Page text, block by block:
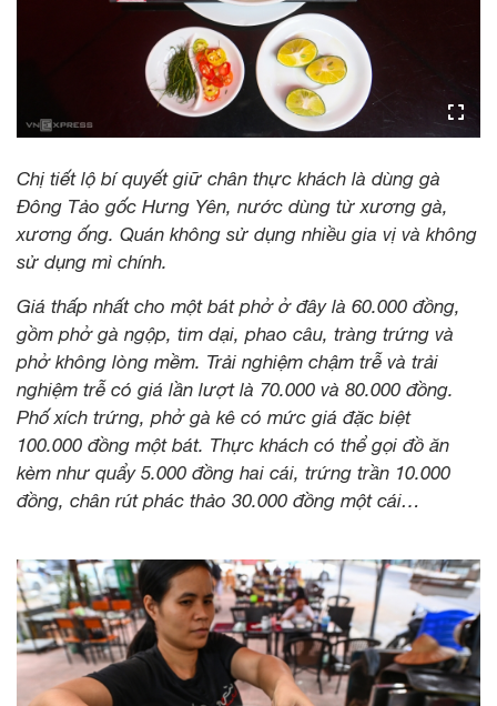
Chị tiết lộ bí quyết giữ chân thực khách là dùng gà
Đông Tảo gốc Hưng Yên, nước dùng từ xương gà,
xương ống. Quán không sử dụng nhiều gia vị và không
sử dụng mì chính.
Giá thấp nhất cho một bát phở ở đây là 60.000 đồng,
gồm phở gà ngộp, tim dại, phao câu, tràng trứng và
phở không lòng mềm. Trải nghiệm chậm trễ và trải
nghiệm trễ có giá lần lượt là 70.000 và 80.000 đồng.
Phố xích trứng, phở gà kê có mức giá đặc biệt
100.000 đồng một bát. Thực khách có thể gọi đồ ăn
kèm như quẩy 5.000 đồng hai cái, trứng trần 10.000
đồng, chân rút phác thảo 30.000 đồng một cái…